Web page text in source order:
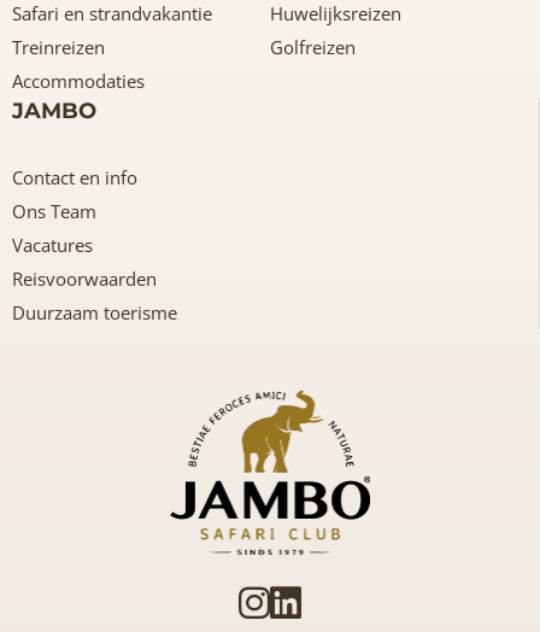
Safari en strandvakantie
Huwelijksreizen
Treinreizen
Golfreizen
Accommodaties
JAMBO
Contact en info
Ons Team
Vacatures
Reisvoorwaarden
Duurzaam toerisme